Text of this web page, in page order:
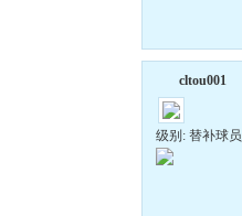
cltou001
级别: 替补球员